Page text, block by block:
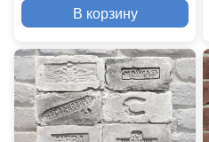
В корзину